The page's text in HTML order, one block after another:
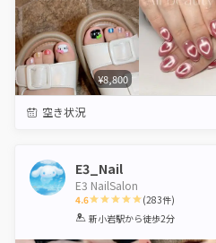
¥8,800
空き状況
E3_Nail
E3 NailSalon
4.6
1 2 3 4 5
(283件)
新小岩駅から徒歩2分